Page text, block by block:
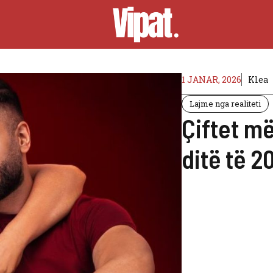
1 JANAR, 2026 Klea
Lajme nga realiteti
Çiftet
ditë të